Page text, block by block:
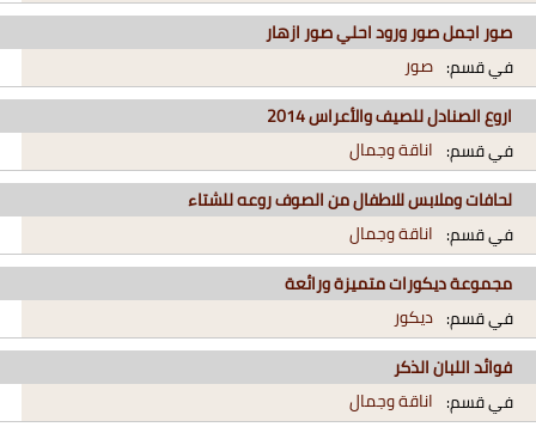
صور اجمل صور ورود احلي صور ازهار
في قسم: صور
اروع الصنادل للصيف والأعراس 2014
في قسم: اناقة وجمال
لحافات وملابس للاطفال من الصوف روعه للشتاء
في قسم: اناقة وجمال
مجموعة ديكورات متميزة ورائعة
في قسم: ديكور
فوائد اللبان الذكر
في قسم: اناقة وجمال